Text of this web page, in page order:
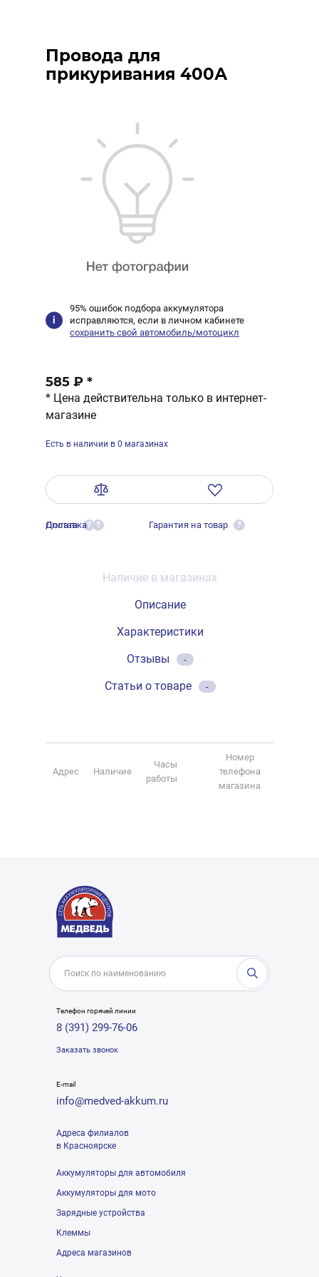
Провода для
прикуривания 400А
95% ошибок подбора аккумулятора
исправляются, если в личном кабинете
сохранить свой автомобиль/мотоцикл
585 ₽ *
* Цена действительна только в интернет-
магазине
Есть в наличии в 0 магазинах
Оплата ?
Доставка ? Гарантия на товар ?
Наличие в магазинах
Описание
Характеристики
Отзывы
-
Статьи о товаре -
Адрес Наличие
Часы
работы
Номер
телефона
магазина
Телефон горячей линии
8 (391) 299-76-06
Заказать звонок
E-mail
info@medved-akkum.ru
Адреса филиалов
в Красноярске
Аккумуляторы для автомобиля
Аккумуляторы для мото
Зарядные устройства
Клеммы
Адреса магазинов